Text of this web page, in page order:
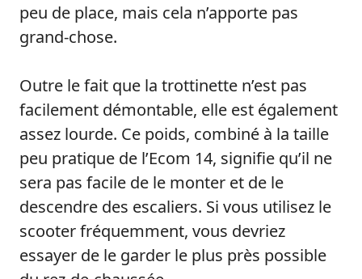
peu de place, mais cela n’apporte pas
grand-chose.
Outre le fait que la trottinette n’est pas
facilement démontable, elle est également
assez lourde. Ce poids, combiné à la taille
peu pratique de l’Ecom 14, signifie qu’il ne
sera pas facile de le monter et de le
descendre des escaliers. Si vous utilisez le
scooter fréquemment, vous devriez
essayer de le garder le plus près possible